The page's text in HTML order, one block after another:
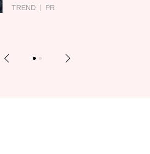
TREND
PR
Previous 1 2 Next